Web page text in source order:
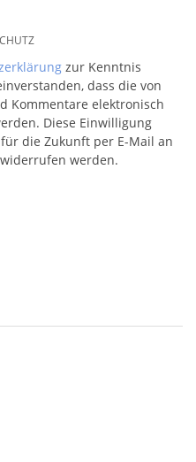
zur Kenntnis
dass die von
Kommentare elektronisch
Diese Einwilligung
die Zukunft per E-Mail an
widerrufen werden.